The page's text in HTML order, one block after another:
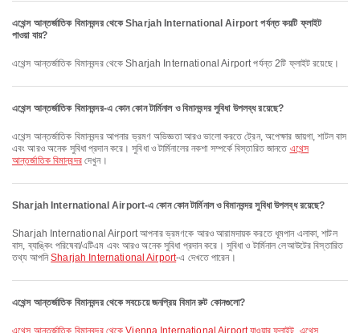
এথেন্স আন্তর্জাতিক বিমানবন্দর থেকে Sharjah International Airport পর্যন্ত কয়টি ফ্লাইট
পাওয়া যায়?
এথেন্স আন্তর্জাতিক বিমানবন্দর থেকে Sharjah International Airport পর্যন্ত 2টি ফ্লাইট রয়েছে।
এথেন্স আন্তর্জাতিক বিমানবন্দর-এ কোন কোন টার্মিনাল ও বিমানবন্দর সুবিধা উপলব্ধ রয়েছে?
এথেন্স আন্তর্জাতিক বিমানবন্দর আপনার ভ্রমণ অভিজ্ঞতা আরও ভালো করতে ট্রেন, অপেক্ষার জায়গা, শাটল বাস
এবং আরও অনেক সুবিধা প্রদান করে। সুবিধা ও টার্মিনালের নকশা সম্পর্কে বিস্তারিত জানতে এথেন্স
আন্তর্জাতিক বিমানবন্দরদেখুন।
Sharjah International Airport-এ কোন কোন টার্মিনাল ও বিমানবন্দর সুবিধা উপলব্ধ রয়েছে?
Sharjah International Airport আপনার ভ্রমণকে আরও আরামদায়ক করতে ধূমপান এলাকা, শাটল
বাস, ব্যাঙ্কিং পরিষেবা/এটিএম এবং আরও অনেক সুবিধা প্রদান করে। সুবিধা ও টার্মিনাল লেআউটের বিস্তারিত
তথ্য আপনিSharjah International Airport-এ দেখতে পারেন।
এথেন্স আন্তর্জাতিক বিমানবন্দর থেকে সবচেয়ে জনপ্রিয় বিমান রুট কোনগুলো?
এথেন্স আন্তর্জাতিক বিমানবন্দর থেকে Vienna International Airport যাওয়ার ফ্লাইট, এথেন্স